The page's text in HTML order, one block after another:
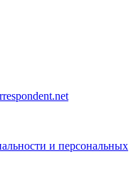
и персональных